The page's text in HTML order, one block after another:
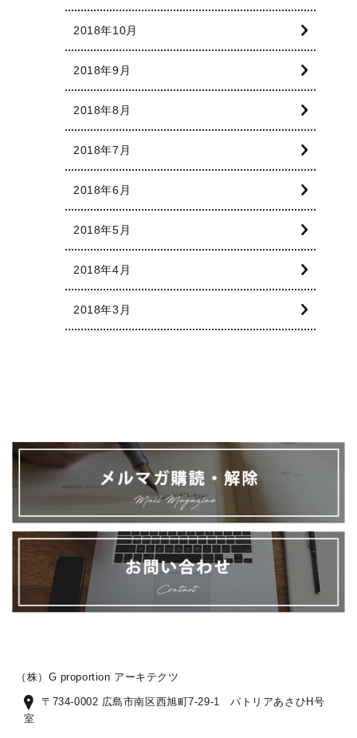
2018年10月
2018年9月
2018年8月
2018年7月
2018年6月
2018年5月
2018年4月
2018年3月
（株）G proportion アーキテクツ
〒734-0002 広島市南区西旭町7-29-1 パトリアあさひH号
室